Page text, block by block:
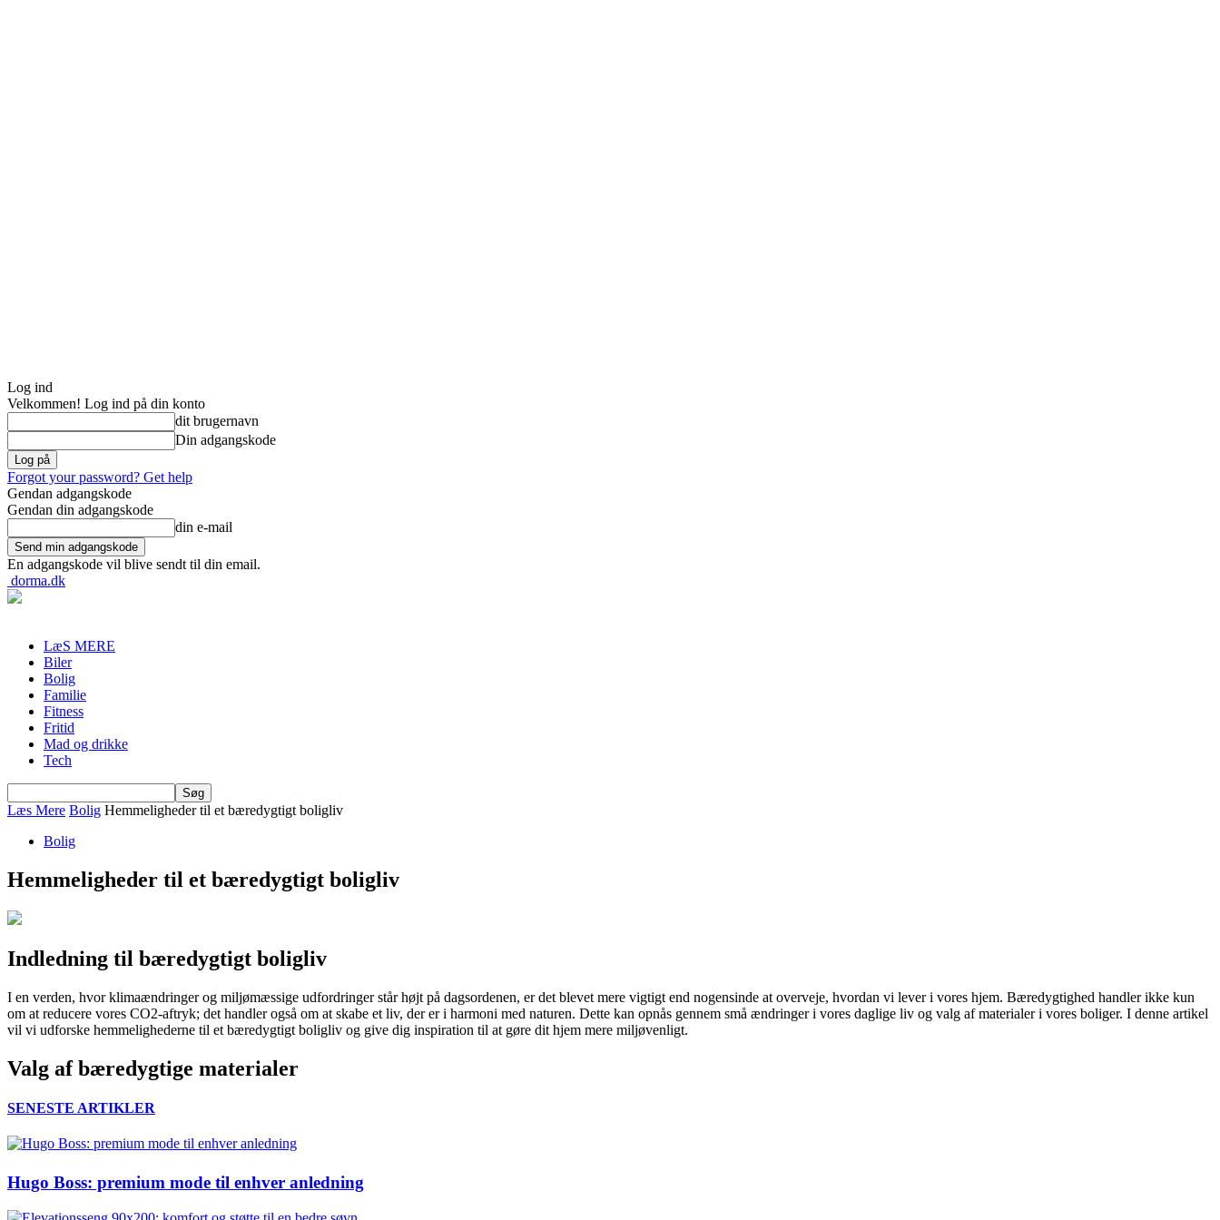
Log ind
Velkommen! Log ind på din konto
dit brugernavn
Din adgangskode
Forgot your password? Get help
Gendan adgangskode
Gendan din adgangskode
din e-mail
En adgangskode vil blive sendt til din email.
dorma.dk
LæS MERE
Biler
Bolig
Familie
Fitness
Fritid
Mad og drikke
Tech
Læs Mere Bolig Hemmeligheder til et bæredygtigt boligliv
Bolig
Hemmeligheder til et bæredygtigt boligliv
Indledning til bæredygtigt boligliv
I en verden, hvor klimaændringer og miljømæssige udfordringer står højt på dagsordenen, er det blevet mere vigtigt end nogensinde at overveje, hvordan vi lever i vores hjem. Bæredygtighed handler ikke kun
om at reducere vores CO2-aftryk; det handler også om at skabe et liv, der er i harmoni med naturen. Dette kan opnås gennem små ændringer i vores daglige liv og valg af materialer i vores boliger. I denne artikel
vil vi udforske hemmelighederne til et bæredygtigt boligliv og give dig inspiration til at gøre dit hjem mere miljøvenligt.
Valg af bæredygtige materialer
SENESTE ARTIKLER
Hugo Boss: premium mode til enhver anledning